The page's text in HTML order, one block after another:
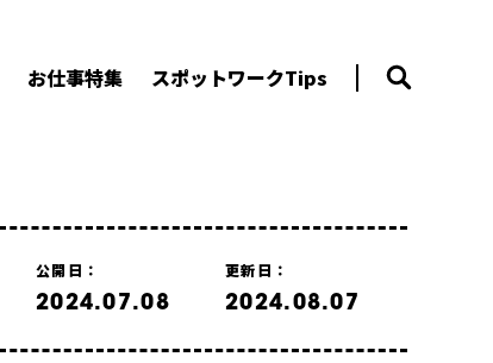
お仕事特集 スポットワークTips
公開日：
2024.07.08
更新日：
2024.08.07